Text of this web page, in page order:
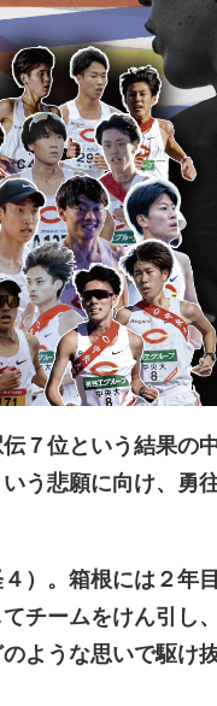
７位という結果の
う悲願に向け、勇
）。箱根には２年
チームをけん引し
ような思いで駆け